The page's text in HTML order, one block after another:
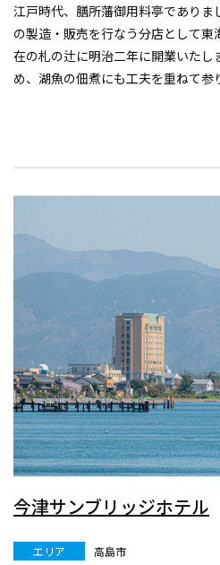
江戸時代、膳所藩御用料亭でありま
の製造・販売を行なう分店として
在の札の辻に明治二年に開業いたし
め、湖魚の佃煮にも工夫を重ねて
※販売専門店のため店内でのお食事
今津サンブリッジホテル
エリア
高島市